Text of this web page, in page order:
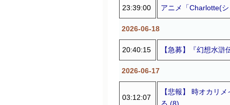
23:39:00 アニメ「Charlotte(
2026-06-18
20:40:15 【急募】『幻想水
2026-06-17
03:12:07
【悲報】 時オカリ
る (8)